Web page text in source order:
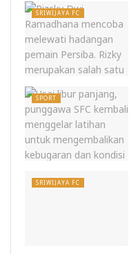
SRIWIJAYA FC
SPORT
SRIWIJAYA FC